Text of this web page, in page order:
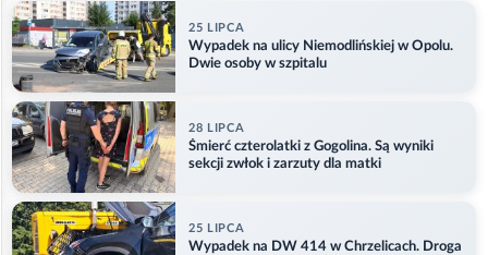
25 LIPCA
Wypadek na ulicy Niemodlińskiej w Opolu.
Dwie osoby w szpitalu
28 LIPCA
Śmierć czterolatki z Gogolina. Są wyniki
sekcji zwłok i zarzuty dla matki
25 LIPCA
Wypadek na DW 414 w Chrzelicach. Droga